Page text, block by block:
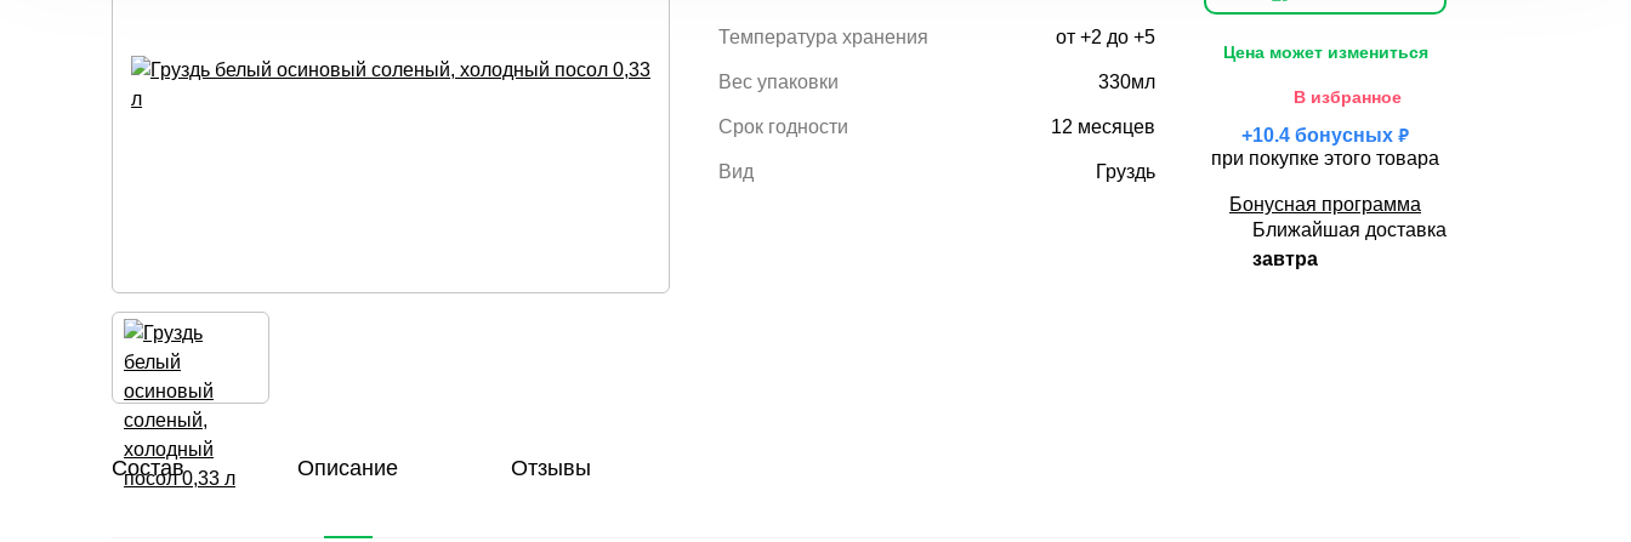
Температура хранения от +2 до +5
Вес упаковки 330мл
Срок годности 12 месяцев
Вид Груздь
Цена может измениться
В избранное
+10.4 бонусных ₽
при покупке этого товара
Бонусная программа
Ближайшая доставка
завтра
Состав Описание Отзывы